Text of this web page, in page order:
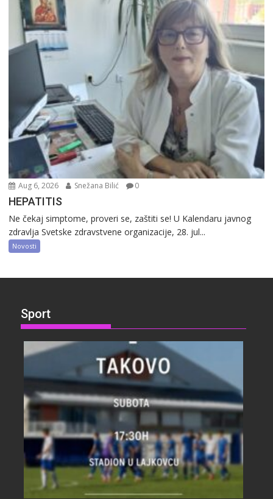
Aug 6, 2026 Snežana Bilić 0
HEPATITIS
Ne čekaj simptome, proveri se, zaštiti se! U Kalendaru javnog
zdravlja Svetske zdravstvene organizacije, 28. jul...
Novosti
Sport